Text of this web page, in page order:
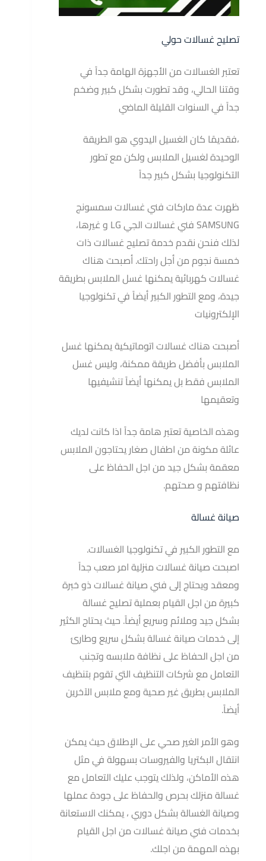
تصليح غسالات حولي
تعتبر الغسالات من الأجهزة الهامة جداً في
وقتنا الحالي، وقد تطورت بشكل كبير وضخم
جداً في السنوات القليلة الماضي
،فقديمًا كان الغسيل اليدوي هو الطريقة
الوحيدة لغسيل الملابس ولكن مع تطور
التكنولوجيا بشكل كبير جداً
ظهرت عدة ماركات فني غسالات سمسونج
SAMSUNG فني غسالات الجي LG و غيرها،
لذلك فنحن نقدم خدمة تصليح غسالات ذات
خمسة نجوم من أجل راحتك. أصبحت هناك
غسالات كهربائية يمكنها غسل الملابس بطريقة
جيدة، ومع التطور الكبير أيضاً في تكنولوجيا
الإلكترونيات
أصبحت هناك غسالات اتوماتيكية يمكنها غسل
الملابس بأفضل طريقة ممكنة، وليس غسل
الملابس فقط بل يمكنها أيضاً تنشيفيها
وتعقيمها
وهذه الخاصية تعتبر هامة جداً اذا كانت لديك
عائلة مكونة من اطفال صغار يحتاجون الملابس
معقمة بشكل جيد من اجل الحفاظ على
نظافتهم و صحتهم.
صيانة غسالة
مع التطور الكبير في تكنولوجيا الغسالات.
اصبحت صيانة غسالات منزلية امر صعب جداً
ومعقد ويحتاج إلى فني صيانة غسالات ذو خبرة
كبيرة من اجل القيام بعملية تصليح غسالة
بشكل جيد وملائم وسريع أيضاً. حيث يحتاج الكثير
إلى خدمات صيانة غسالة بشكل سريع وطارئ
من اجل الحفاظ على نظافة ملابسه وتجنب
التعامل مع شركات التنظيف التي تقوم بتنظيف
الملابس بطريق غير صحية ومع ملابس الآخرين
أيضاً.
وهو الأمر الغير صحي على الإطلاق حيث يمكن
انتقال البكتريا والفيروسات بسهولة في مثل
هذه الأماكن، ولذلك يتوجب عليك التعامل مع
غسالة منزلك بحرص والحفاظ على جودة عملها
وصيانة الغسالة بشكل دوري ، يمكنك الاستعانة
بخدمات فني صيانة غسالات من اجل القيام
بهذه المهمة من اجلك.